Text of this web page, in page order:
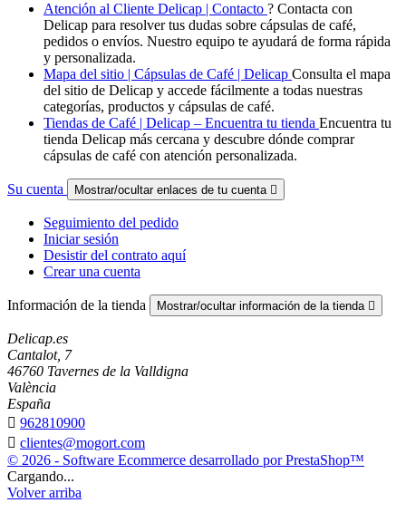
Atención al Cliente Delicap | Contacto ? Contacta con
Delicap para resolver tus dudas sobre cápsulas de café,
pedidos o envíos. Nuestro equipo te ayudará de forma rápida
y personalizada.
Mapa del sitio | Cápsulas de Café | Delicap Consulta el mapa
del sitio de Delicap y accede fácilmente a todas nuestras
categorías, productos y cápsulas de café.
Tiendas de Café | Delicap – Encuentra tu tienda Encuentra tu
tienda Delicap más cercana y descubre dónde comprar
cápsulas de café con atención personalizada.
Su cuenta Mostrar/ocultar enlaces de tu cuenta 
Seguimiento del pedido
Iniciar sesión
Desistir del contrato aquí
Crear una cuenta
Información de la tienda Mostrar/ocultar información de la tienda 
Delicap.es
Cantalot, 7
46760 Tavernes de la Valldigna
València
España
 962810900
 clientes@mogort.com
© 2026 - Software Ecommerce desarrollado por PrestaShop™
Cargando...
Volver arriba